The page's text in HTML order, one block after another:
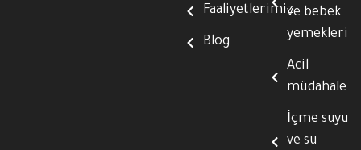
Faaliyetlerimiz
Blog
ve bebek
yemekleri
Acil
müdahale
İçme suyu
ve su